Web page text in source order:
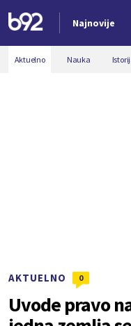
Najnovije
Nova vest
Aktuelno Nauka
AKTUELNO 0
Uvode pravo